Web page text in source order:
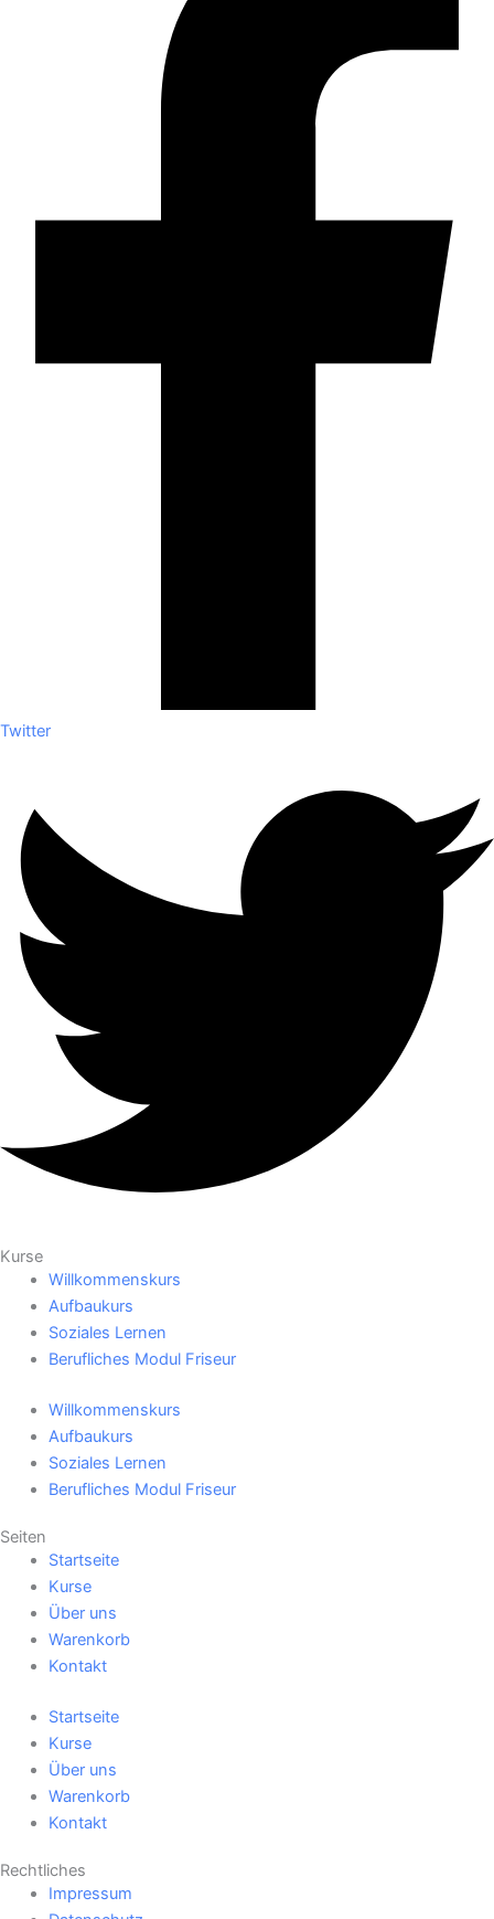
Twitter
Kurse
Willkommenskurs
Aufbaukurs
Soziales Lernen
Berufliches Modul Friseur
Willkommenskurs
Aufbaukurs
Soziales Lernen
Berufliches Modul Friseur
Seiten
Startseite
Kurse
Über uns
Warenkorb
Kontakt
Startseite
Kurse
Über uns
Warenkorb
Kontakt
Rechtliches
Impressum